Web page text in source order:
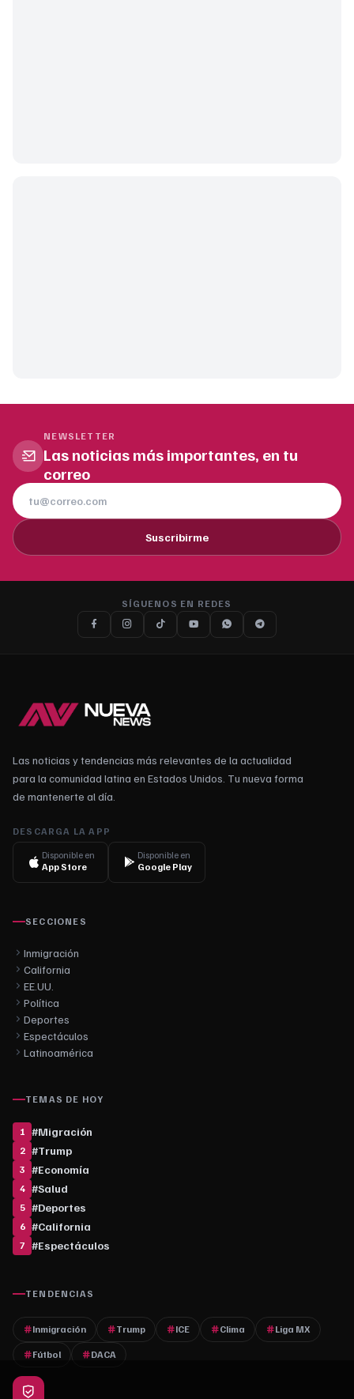
NEWSLETTER
Las noticias más importantes, en tu
correo
Suscribirme
SÍGUENOS EN REDES
Las noticias y tendencias más relevantes de la actualidad
para la comunidad latina en Estados Unidos. Tu nueva forma
de mantenerte al día.
DESCARGA LA APP
Disponible en
App Store
Disponible en
Google Play
SECCIONES
Inmigración
California
EE.UU.
Política
Deportes
Espectáculos
Latinoamérica
TEMAS DE HOY
1 #Migración
2 #Trump
3 #Economía
4 #Salud
5 #Deportes
6 #California
7 #Espectáculos
TENDENCIAS
Inmigración Trump ICE Clima Liga MX
Fútbol DACA